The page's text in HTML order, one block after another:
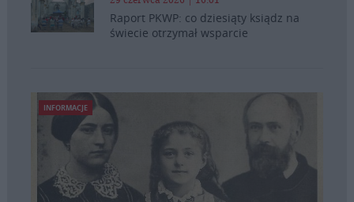
Raport PKWP: co dziesiąty ksiądz na
świecie otrzymał wsparcie
INFORMACJE